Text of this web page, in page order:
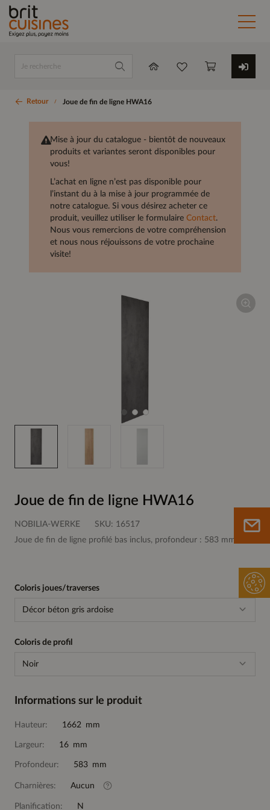
Retour Joue de fin de ligne HWA16
Mise à jour du catalogue - bientôt de nouveaux
produits et variantes seront disponibles pour
vous!
L’achat en ligne n’est pas disponible pour
l’instant du à la mise à jour programmée de
notre catalogue. Si vous désirez acheter ce
produit, veuillez utiliser le formulaire Contact.
Nous vous remercions de votre compréhension
et nous nous réjouissons de votre prochaine
visite!
Joue de fin de ligne HWA16
NOBILIA-WERKE SKU: 16517
Joue de fin de ligne profilé bas inclus, profondeur : 583 mm
Coloris joues/traverses
Décor béton gris ardoise
Coloris de profil
Noir
Informations sur le produit
Hauteur: 1662 mm
Largeur: 16 mm
Profondeur: 583 mm
Charnières: Aucun
Planification: N